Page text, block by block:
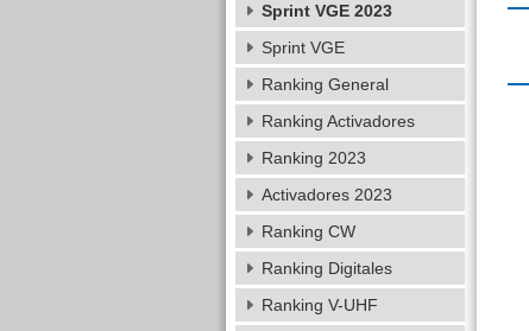
Sprint VGE 2023
Sprint VGE
Ranking General
Ranking Activadores
Ranking 2023
Activadores 2023
Ranking CW
Ranking Digitales
Ranking V-UHF